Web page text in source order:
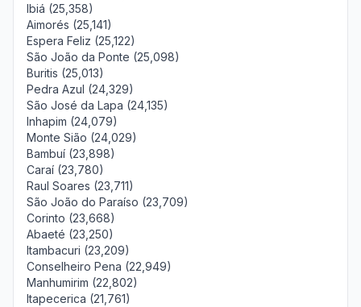
Ibiá (25,358)
Aimorés (25,141)
Espera Feliz (25,122)
São João da Ponte (25,098)
Buritis (25,013)
Pedra Azul (24,329)
São José da Lapa (24,135)
Inhapim (24,079)
Monte Sião (24,029)
Bambuí (23,898)
Caraí (23,780)
Raul Soares (23,711)
São João do Paraíso (23,709)
Corinto (23,668)
Abaeté (23,250)
Itambacuri (23,209)
Conselheiro Pena (22,949)
Manhumirim (22,802)
Itapecerica (21,761)